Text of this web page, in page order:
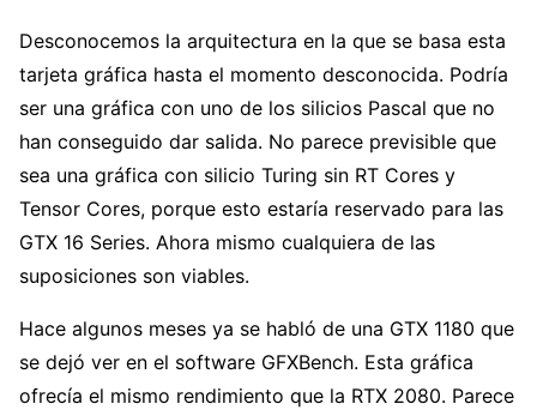
Desconocemos la arquitectura en la que se basa esta
tarjeta gráfica hasta el momento desconocida. Podría
ser una gráfica con uno de los silicios Pascal que no
han conseguido dar salida. No parece previsible que
sea una gráfica con silicio Turing sin RT Cores y
Tensor Cores, porque esto estaría reservado para las
GTX 16 Series. Ahora mismo cualquiera de las
suposiciones son viables.
Hace algunos meses ya se habló de una GTX 1180 que
se dejó ver en el software GFXBench. Esta gráfica
ofrecía el mismo rendimiento que la RTX 2080. Parece